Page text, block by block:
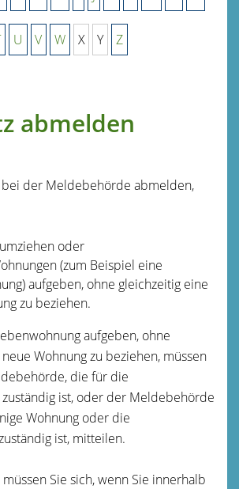
U V W X Y Z
abmelden
bei der Meldebehörde abmelden,
oder
(zum Beispiel eine
aufgeben, ohne gleichzeitig eine
zu beziehen.
aufgeben, ohne
Wohnung zu beziehen, müssen
die für die
ist, oder der Meldebehörde
Wohnung oder die
ist, mitteilen.
Sie sich, wenn Sie innerhalb